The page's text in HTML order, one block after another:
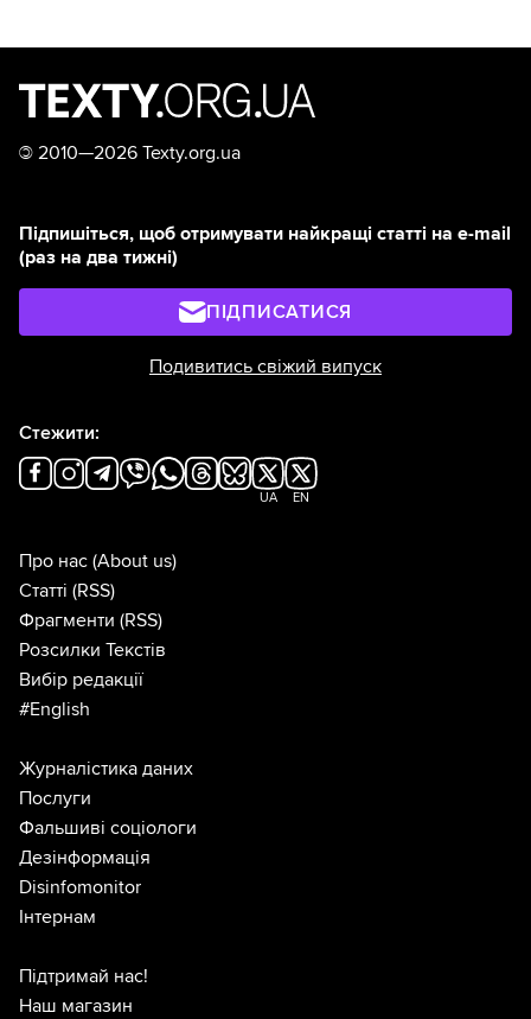
© 2010—2026 Texty.org.ua
Підпишіться, щоб отримувати найкращі статті на e-mail
(раз на два тижні)
ПІДПИСАТИСЯ
Подивитись свіжий випуск
Стежити:
UA EN
Про нас (About us)
Статті (RSS)
Фрагменти (RSS)
Розсилки Текстів
Вибір редакції
#English
Журналістика даних
Послуги
Фальшиві соціологи
Дезінформація
Disinfomonitor
Інтернам
Підтримай нас!
Наш магазин